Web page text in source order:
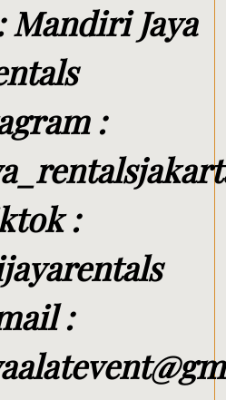
Mandiri Jaya
:
:
: